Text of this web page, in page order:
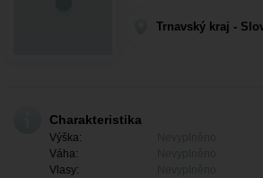
Trnavský kraj -
Charakteristika
Výška:
Váha:
Vlasy: